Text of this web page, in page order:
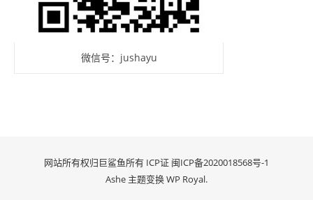
微信号：jushayu
网站所有权归巨鲨鱼所有 ICP证 闽ICP备2020018568号-1
Ashe 主题变换WP Royal.